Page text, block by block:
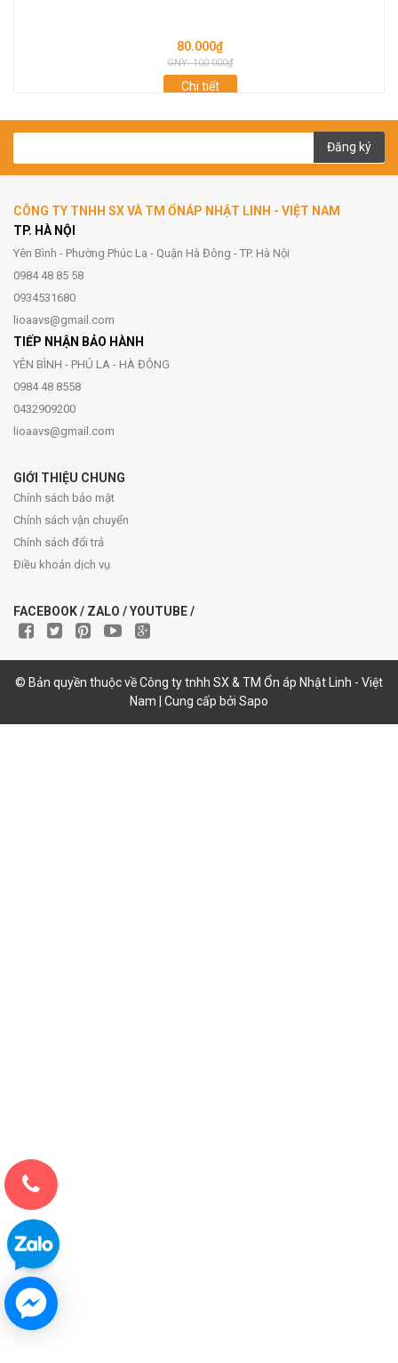
80.000₫
GNY: 100.000₫
Chi tiết
Đăng ký
CÔNG TY TNHH SX VÀ TM ỔNÁP NHẬT LINH - VIỆT NAM
TP. HÀ NỘI
Yên Bình - Phường Phúc La - Quận Hà Đông - TP. Hà Nội
0984 48 85 58
0934531680
lioaavs@gmail.com
TIẾP NHẬN BẢO HÀNH
YÊN BÌNH - PHÚ LA - HÀ ĐÔNG
0984 48 8558
0432909200
lioaavs@gmail.com
GIỚI THIỆU CHUNG
Chính sách bảo mật
Chính sách vận chuyển
Chính sách đổi trả
Điều khoản dịch vụ
FACEBOOK / ZALO / YOUTUBE /
© Bản quyền thuộc về Công ty tnhh SX & TM Ổn áp Nhật Linh - Việt
Nam | Cung cấp bởi Sapo